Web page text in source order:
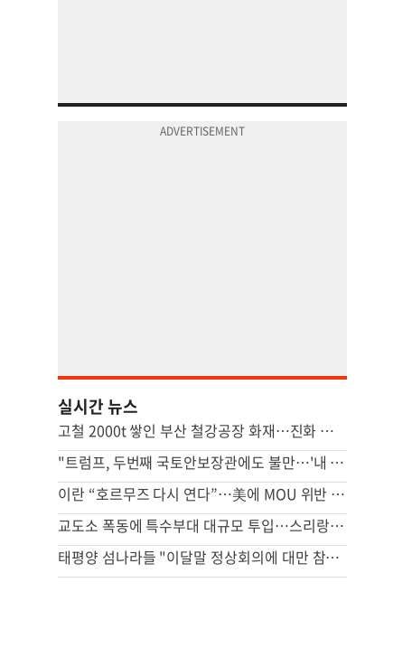
실시간 뉴스
고철 2000t 쌓인 부산 철강공장 화재…진화 장기전
"트럼프, 두번째 국토안보장관에도 불만…'내 기조와 엇박자'"
이란 “호르무즈 다시 연다”…美에 MOU 위반 배상 등 조건 내걸었다
교도소 폭동에 특수부대 대규모 투입…스리랑카서 3명 사망
태평양 섬나라들 "이달말 정상회의에 대만 참석"…중국 반발할듯